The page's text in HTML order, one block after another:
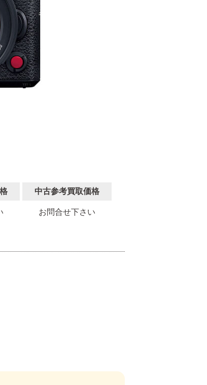
中古参考買取価格
お問合せ下さい